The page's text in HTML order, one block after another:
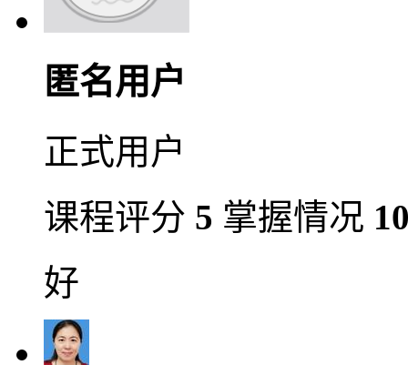
匿名用户
正式用户
课程评分 5 掌握情况
好